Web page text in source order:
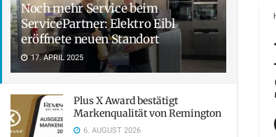
Noch mehr Service beim
ServicePartner: Elektro Eibl
eröffnete neuen Standort
17. APRIL 2025
Plus X Award bestätigt
Markenqualität von Remington
6. AUGUST 2026